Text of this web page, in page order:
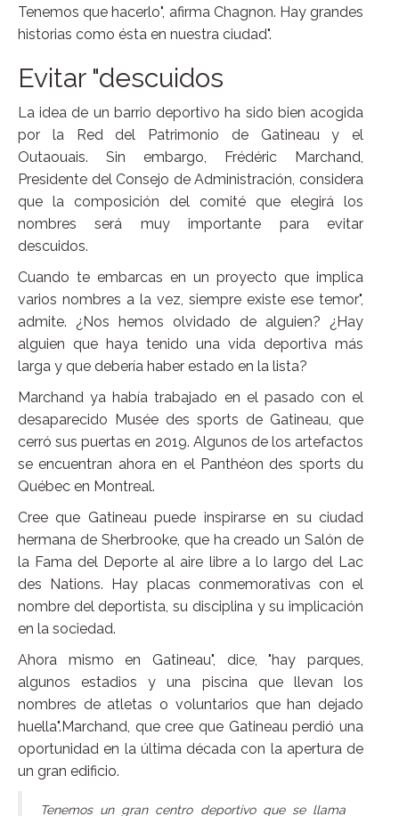
Tenemos que hacerlo", afirma Chagnon. Hay grandes
historias como ésta en nuestra ciudad".
Evitar "descuidos
La idea de un barrio deportivo ha sido bien acogida
por la Red del Patrimonio de Gatineau y el
Outaouais. Sin embargo, Frédéric Marchand,
Presidente del Consejo de Administración, considera
que la composición del comité que elegirá los
nombres será muy importante para evitar
descuidos.
Cuando te embarcas en un proyecto que implica
varios nombres a la vez, siempre existe ese temor",
admite. ¿Nos hemos olvidado de alguien? ¿Hay
alguien que haya tenido una vida deportiva más
larga y que debería haber estado en la lista?
Marchand ya había trabajado en el pasado con el
desaparecido Musée des sports de Gatineau, que
cerró sus puertas en 2019. Algunos de los artefactos
se encuentran ahora en el Panthéon des sports du
Québec en Montreal.
Cree que Gatineau puede inspirarse en su ciudad
hermana de Sherbrooke, que ha creado un Salón de
la Fama del Deporte al aire libre a lo largo del Lac
des Nations. Hay placas conmemorativas con el
nombre del deportista, su disciplina y su implicación
en la sociedad.
Ahora mismo en Gatineau", dice, "hay parques,
algunos estadios y una piscina que llevan los
nombres de atletas o voluntarios que han dejado
huella".Marchand, que cree que Gatineau perdió una
oportunidad en la última década con la apertura de
un gran edificio.
Tenemos un gran centro deportivo que se llama